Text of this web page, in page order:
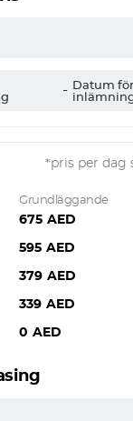
- Datum för
*pris per dag
Grundläggande
675 AED
595 AED
379 AED
339 AED
0 AED